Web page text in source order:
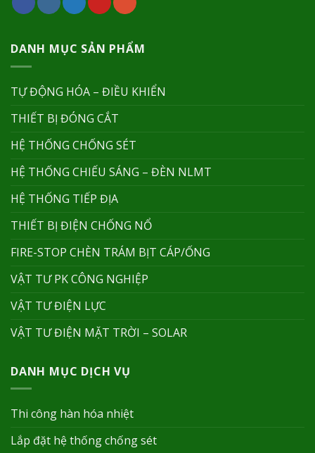
DANH MỤC SẢN PHẨM
TỰ ĐỘNG HÓA – ĐIỀU KHIỂN
THIẾT BỊ ĐÓNG CẮT
HỆ THỐNG CHỐNG SÉT
HỆ THỐNG CHIẾU SÁNG – ĐÈN NLMT
HỆ THỐNG TIẾP ĐỊA
THIẾT BỊ ĐIỆN CHỐNG NỔ
FIRE-STOP CHÈN TRÁM BỊT CÁP/ỐNG
VẬT TƯ PK CÔNG NGHIỆP
VẬT TƯ ĐIỆN LỰC
VẬT TƯ ĐIỆN MẶT TRỜI – SOLAR
DANH MỤC DỊCH VỤ
Thi công hàn hóa nhiệt
Lắp đặt hệ thống chống sét